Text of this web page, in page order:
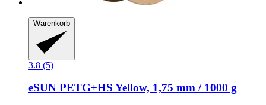
Warenkorb
3.8 (5)
eSUN PETG+HS Yellow, 1,75 mm / 1000 g